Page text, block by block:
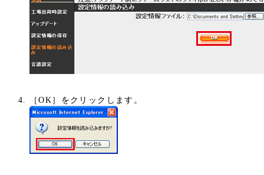
［OK］をクリックします。